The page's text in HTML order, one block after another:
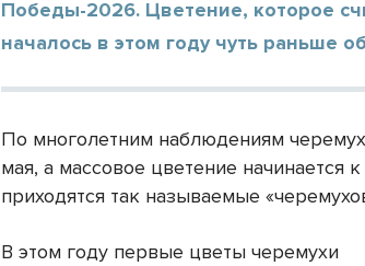
Победы-2026. Цветение, которое
началось в этом году чуть раньше
По многолетним наблюдениям
мая, а массовое цветение начинается
приходятся так называемые
В этом году первые цветы черемухи